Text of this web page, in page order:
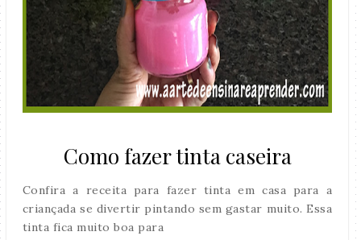
Como fazer tinta caseira
Confira a receita para fazer tinta em casa para a
criançada se divertir pintando sem gastar muito. Essa
tinta fica muito boa para